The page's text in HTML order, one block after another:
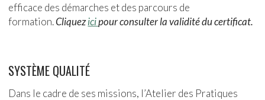
efficace des démarches et des parcours de
formation.Cliquezicipour consulter la validité du certificat.
SYSTÈME QUALITÉ
Dans le cadre de ses missions, l’Atelier des Pratiques